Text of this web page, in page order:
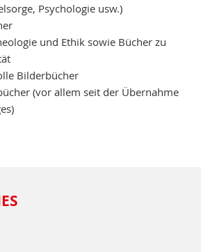
Psychologie usw.)
und Ethik sowie Bücher zu
Bilderbücher
(vor allem seit der Übernahme